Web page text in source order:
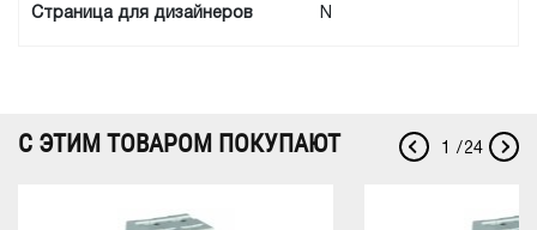
Cтраница для дизайнеров N
С ЭТИМ ТОВАРОМ ПОКУПАЮТ / 24
1